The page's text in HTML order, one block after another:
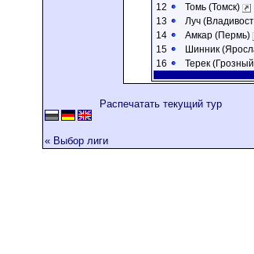
12
Томь (Томск)
13
Луч
14
Амкар (Пермь)
15
Шинник
16
Терек
Распечатать текущий тур
« Выбор лиги